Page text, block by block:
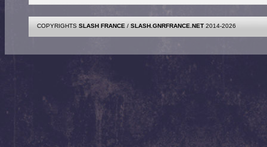
COPYRIGHTS SLASH FRANCE / SLASH.GNRFRANCE.NET 2014-2026